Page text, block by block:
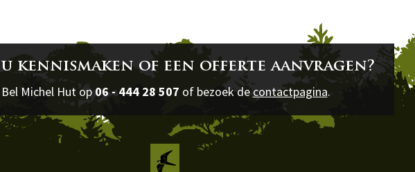
kennismaken of een offerte aanvragen?
Bel Michel Hut op 06 - 444 28 507 of bezoek de contactpagina.